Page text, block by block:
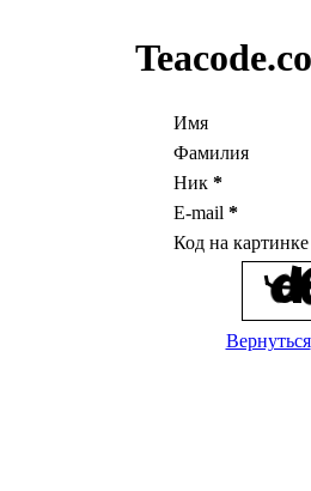
Имя
Фамилия
Ник *
E-mail *
Код на
Вернуться